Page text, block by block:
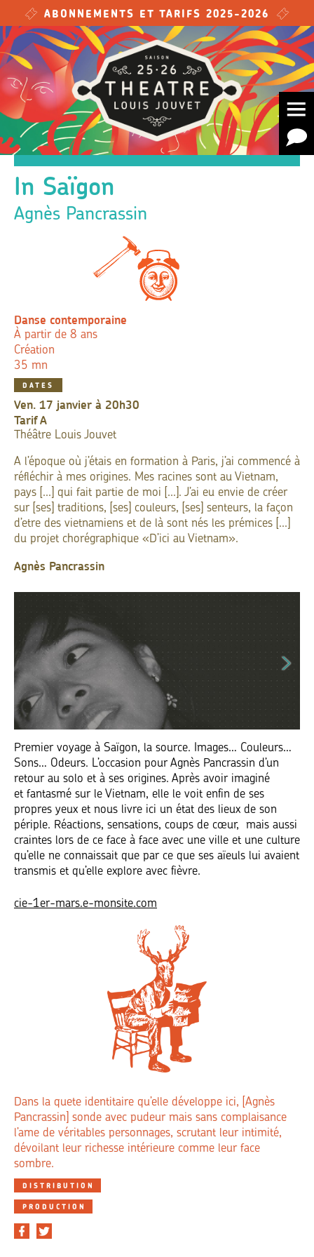
Skip to main content
ABONNEMENTS ET TARIFS 2025-2026
In Saïgon
Agnès Pancrassin
Danse contemporaine
À partir de 8 ans
Création
35 mn
DATES
ven. 17 janvier à 20h30
TarifA
Théâtre Louis Jouvet
A l’époque où j’étais en formation à Paris, j’ai commencé à
réfléchir à mes origines. Mes racines sont au Vietnam,
pays [...] qui fait partie de moi [...]. J’ai eu envie de créer
sur [ses] traditions, [ses] couleurs, [ses] senteurs, la façon
d’etre des vietnamiens et de là sont nés les prémices [...]
du projet chorégraphique «D’ici au Vietnam».
Agnès Pancrassin
Premier voyage à Saïgon, la source. Images… Couleurs…
Sons… Odeurs. L’occasion pour Agnès Pancrassin d’un
retour au solo et à ses origines. Après avoir imaginé
et fantasmé sur le Vietnam, elle le voit enfin de ses
propres yeux et nous livre ici un état des lieux de son
périple. Réactions, sensations, coups de cœur, mais aussi
craintes lors de ce face à face avec une ville et une culture
qu’elle ne connaissait que par ce que ses aïeuls lui avaient
transmis et qu’elle explore avec fièvre.
cie-1er-mars.e-monsite.com
Dans la quete identitaire qu’elle développe ici, [Agnès
Pancrassin] sonde avec pudeur mais sans complaisance
l’ame de véritables personnages, scrutant leur intimité,
dévoilant leur richesse intérieure comme leur face
sombre.
DISTRIBUTION
PRODUCTION